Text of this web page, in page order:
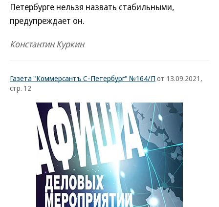
Петербурге нельзя назвать стабильными,
предупреждает он.
Константин Куркин
Газета "Коммерсантъ С-Петербург" №164/П от 13.09.2021,
стр. 12